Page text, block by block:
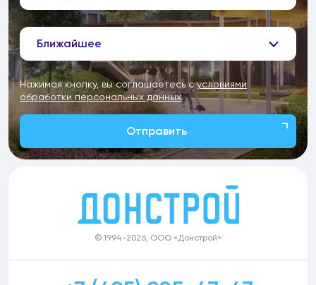
Ближайшее
Нажимая кнопку, вы соглашаетесь сусловиями
обработки персональных данных
Отправить
© 1994-2026, ООО «Донстрой»